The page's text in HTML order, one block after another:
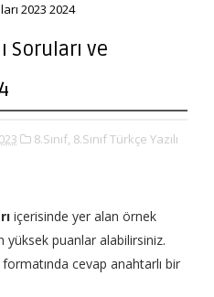
2023 2024
Soruları ve
8.Sınıf, 8.Sınıf Türkçe Yazılı
içerisinde yer alan örnek
yüksek puanlar alabilirsiniz.
cevap anahtarlı bir